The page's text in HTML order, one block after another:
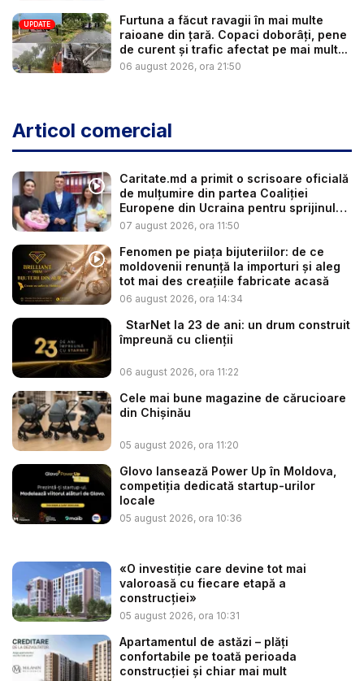
UPDATE
Furtuna a făcut ravagii în mai multe
raioane din țară. Copaci doborâți, pene
de curent și trafic afectat pe mai mult...
06 august 2026, ora 21:50
Articol comercial
Caritate.md a primit o scrisoare oficială
de mulțumire din partea Coaliției
Europene din Ucraina pentru sprijinul
a...
07 august 2026, ora 11:50
Fenomen pe piața bijuteriilor: de ce
moldovenii renunță la importuri și aleg
tot mai des creațiile fabricate acasă
06 august 2026, ora 14:34
StarNet la 23 de ani: un drum construit
împreună cu clienții
06 august 2026, ora 11:22
Cele mai bune magazine de cărucioare
din Chișinău
05 august 2026, ora 11:20
Glovo lansează Power Up în Moldova,
competiția dedicată startup-urilor
locale
05 august 2026, ora 10:36
«O investiție care devine tot mai
valoroasă cu fiecare etapă a
construcției»
05 august 2026, ora 10:31
Apartamentul de astăzi – plăți
confortabile pe toată perioada
construcției și chiar mai mult